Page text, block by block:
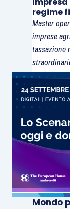
regime
Master
imprese
tassazione
Mondo